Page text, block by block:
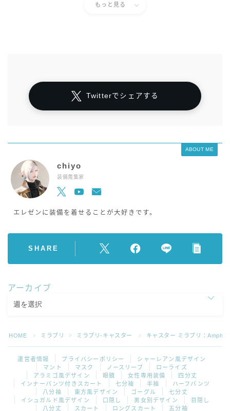
もっと見る
Twitterでシェアする
ABOUT ME
chiyo
装備蒐集家
エレゼンに装備を着せることが大好きです。
SHARE
アーカイブ
HOME ＞ ミラプリ ＞ ミラプリ-キャスター ＞ キャスター ミラプリ：
運営者情報 プライバシーポリシー
シャーレアン風デザイン
マント
マスク ノースリーブ
ローライズ
アラミゴ風デザイン
眼鏡 女性専用装備
四分丈
インナーパンツ付きスカート
七分袖 半袖
ハーフパンツ
八分袖
東方風デザイン ゴーグル
七分丈
イシュガルド風デザイン
口隠し 男女別デザイン
目隠し
八分丈
スカート ロングスカート 五分袖